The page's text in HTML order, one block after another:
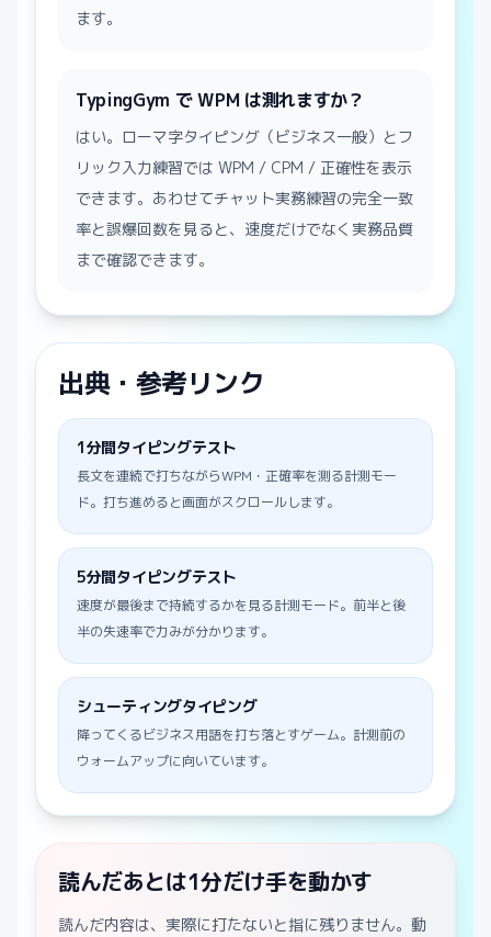
ます。
TypingGym で WPM は測れますか？
はい。ローマ字タイピング（ビジネス一般）とフ
リック入力練習では WPM / CPM / 正確性を表示
できます。あわせてチャット実務練習の完全一致
率と誤爆回数を見ると、速度だけでなく実務品質
まで確認できます。
出典・参考リンク
1分間タイピングテスト
長文を連続で打ちながらWPM・正確率を測る計測モー
ド。打ち進めると画面がスクロールします。
5分間タイピングテスト
速度が最後まで持続するかを見る計測モード。前半と後
半の失速率で力みが分かります。
シューティングタイピング
降ってくるビジネス用語を打ち落とすゲーム。計測前の
ウォームアップに向いています。
読んだあとは1分だけ手を動かす
読んだ内容は、実際に打たないと指に残りません。動